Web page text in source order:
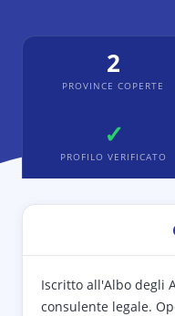
2
PROVINCE COPERTE
✓
PROFILO VERIFICATO
Iscritto all'Albo degli
consulente legale.